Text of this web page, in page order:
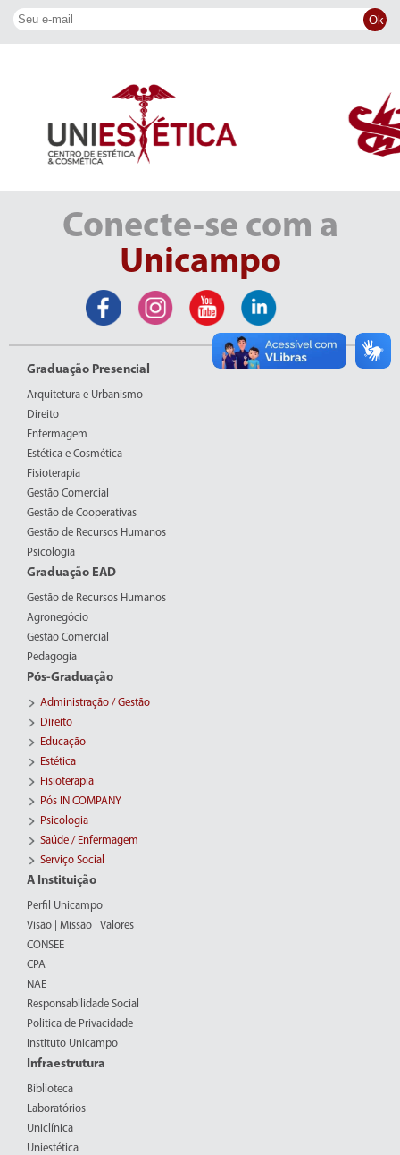
Ok
Conecte-se com a
Unicampo
Graduação Presencial
Arquitetura e Urbanismo
Direito
Enfermagem
Estética e Cosmética
Fisioterapia
Gestão Comercial
Gestão de Cooperativas
Gestão de Recursos Humanos
Psicologia
Graduação EAD
Gestão de Recursos Humanos
Agronegócio
Gestão Comercial
Pedagogia
Pós-Graduação
Administração / Gestão
Direito
Educação
Estética
Fisioterapia
Pós IN COMPANY
Psicologia
Saúde / Enfermagem
Serviço Social
A Instituição
Perfil Unicampo
Visão | Missão | Valores
CONSEE
CPA
NAE
Responsabilidade Social
Politica de Privacidade
Instituto Unicampo
Infraestrutura
Biblioteca
Laboratórios
Uniclínica
Uniestética